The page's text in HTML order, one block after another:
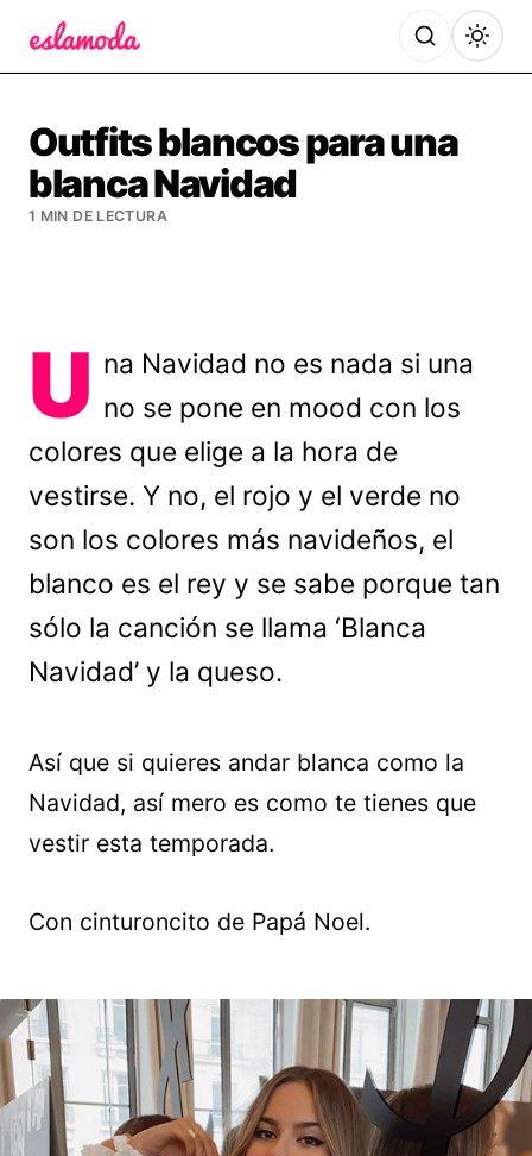
Outfits blancos para una
blanca Navidad
1 MIN DE LECTURA
U na Navidad no es nada si una
no se pone en mood con los
colores que elige a la hora de
vestirse. Y no, el rojo y el verde no
son los colores más navideños, el
blanco es el rey y se sabe porque tan
sólo la canción se llama ‘Blanca
Navidad’ y la queso.
Así que si quieres andar blanca como la
Navidad, así mero es como te tienes que
vestir esta temporada.
Con cinturoncito de Papá Noel.